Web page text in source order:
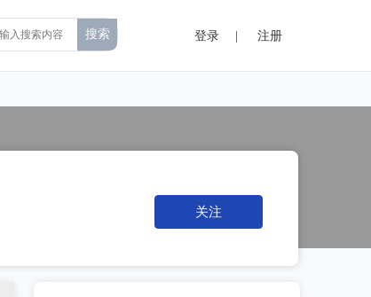
关注
登录 注册